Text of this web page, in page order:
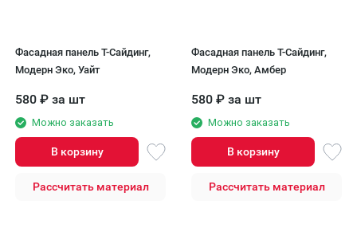
Фасадная панель T-Сайдинг,
Модерн Эко, Уайт
580 ₽ за шт
Можно заказать
В корзину
Рассчитать материал
Фасадная панель T-Сайдинг,
Модерн Эко, Амбер
580 ₽ за шт
Можно заказать
В корзину
Рассчитать материал